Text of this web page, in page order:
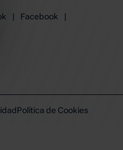
| Facebook
|
Política de Cookies